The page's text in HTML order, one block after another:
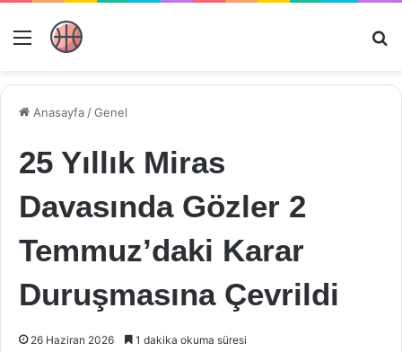
Menü
Anasayfa /Genel
25 Yıllık Miras
Davasında Gözler 2
Temmuz’daki Karar
Duruşmasına Çevrildi
26 Haziran 2026 1 dakika okuma süresi